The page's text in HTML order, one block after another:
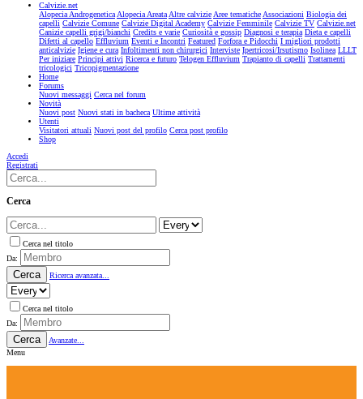
Calvizie.net
Alopecia AndrogeneticaAlopecia AreataAltre calvizieAree tematicheAssociazioni Biologia dei
capelli Calvizie Comune Calvizie Digital Academy Calvizie Femminile Calvizie TV Calvizie.net
Canizie capelli grigi/bianchi Credits e varie Curiosità e gossip Diagnosi e terapia Dieta e capelli
Difetti al capello Effluvium Eventi e Incontri Featured Forfora e Pidocchi I migliori prodotti
anticalvizie Igiene e cura Infoltimenti non chirurgici Interviste Ipertricosi/Irsutismo Isolinea LLLT
Per iniziare Principi attivi Ricerca e futuro Telogen Effluvium Trapianto di capelli Trattamenti
tricologici Tricopigmentazione
Home
Forums
Nuovi messaggi Cerca nel forum
Novità
Nuovi post Nuovi stati in bacheca Ultime attività
Utenti
Visitatori attuali Nuovi post del profilo Cerca post profilo
Shop
Accedi
Registrati
Cerca
Cerca nel titolo
Da:
Cerca Ricerca avanzata...
Cerca nel titolo
Da:
Cerca
Avanzate...
Menu